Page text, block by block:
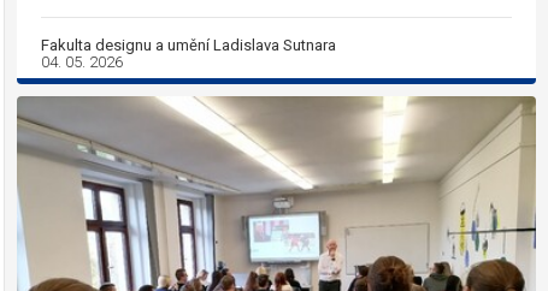
Fakulta designu a umění Ladislava Sutnara
04. 05. 2026